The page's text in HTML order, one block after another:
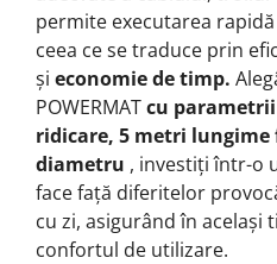
permite executarea
ceea ce se traduce prin
și economie de timp.
POWERMATcu parametrii
ridicare, 5 metri lungime
diametru , investiți într-o
face față diferitelor
cu zi, asigurând în același
confortul de utilizare.